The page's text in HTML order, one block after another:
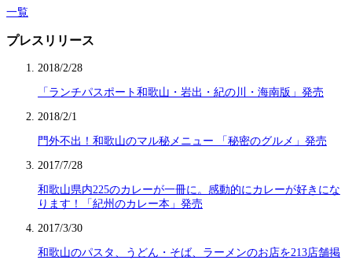
一覧
プレスリリース
2018/2/28
「ランチパスポート和歌山・岩出・紀の川・海南版」発売
2018/2/1
門外不出！和歌山のマル秘メニュー 「秘密のグルメ」発売
2017/7/28
和歌山県内225のカレーが一冊に。感動的にカレーが好きにな
ります！「紀州のカレー本」発売
2017/3/30
和歌山のパスタ、うどん・そば、ラーメンのお店を213店舗掲